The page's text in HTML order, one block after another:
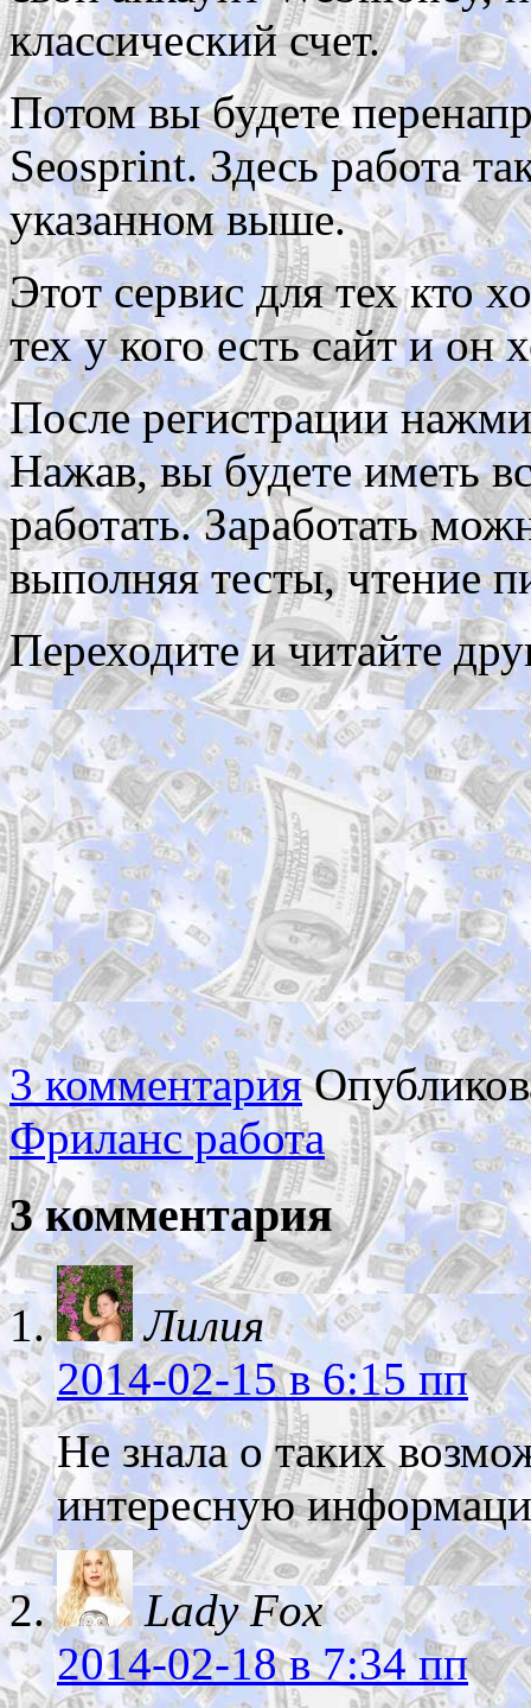
классический счет.
Потом вы будете
Seosprint. Здесь работа
указанном выше.
Этот сервис для тех кто
тех у кого есть сайт и он
После регистрации
Нажав, вы будете иметь
работать. Заработать
выполняя тесты, чтение
Переходите и читайте
3 комментария
Фриланс работа
3 комментария
Лилия
2014-02-15в 6:15 пп
Не знала о таких
интересную
Lady Fox
2014-02-18в 7:34 пп